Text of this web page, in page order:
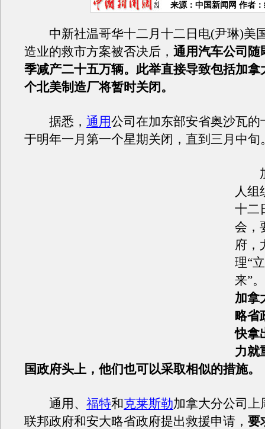
来源：中国新闻网 作者
中新社温哥华十二月十二日电(尹琳)美
造业的救市方案被否决后， 通用汽车公司随
季减产二十五万辆。此举直接导致包括加拿
个北美制造厂将暂时关闭。
据悉， 通用公司在加东部安省奥沙瓦的
于明年一月第一个星期关闭，直到三月中旬
加
人组
十二
会，
府，
理“
来”。
加拿
略省
快拿
力就
国政府头上，他们也可以采取相似的措施。
通用、 福特和克莱斯勒加拿大分公司上
联邦政府和安大略省政府提出救援申请， 要